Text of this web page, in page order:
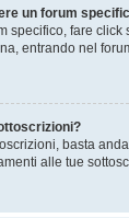
un forum
specifico, fare click
entrando nel
basta
alle tue